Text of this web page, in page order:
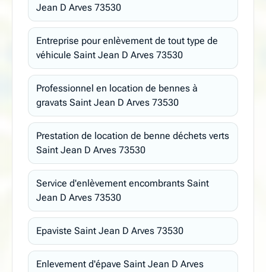
Jean D Arves 73530
Entreprise pour enlèvement de tout type de
véhicule Saint Jean D Arves 73530
Professionnel en location de bennes à
gravats Saint Jean D Arves 73530
Prestation de location de benne déchets verts
Saint Jean D Arves 73530
Service d'enlèvement encombrants Saint
Jean D Arves 73530
Epaviste Saint Jean D Arves 73530
Enlevement d'épave Saint Jean D Arves